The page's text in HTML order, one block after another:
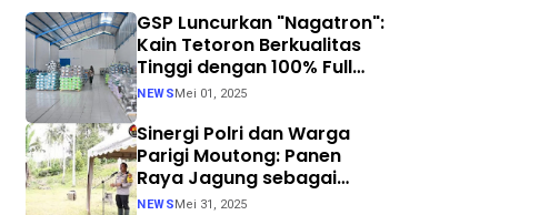
GSP Luncurkan "Nagatron":
Kain Tetoron Berkualitas
Tinggi dengan 100% Full
Process
NEWS Mei 01, 2025
Sinergi Polri dan Warga
Parigi Moutong: Panen
Raya Jagung sebagai
Langkah Nyata Menuju
NEWS Mei 31, 2025